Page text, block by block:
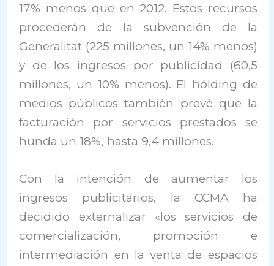
17% menos que en 2012. Estos recursos
procederán de la subvención de la
Generalitat (225 millones, un 14% menos)
y de los ingresos por publicidad (60,5
millones, un 10% menos). El hólding de
medios públicos también prevé que la
facturación por servicios prestados se
hunda un 18%, hasta 9,4 millones.
Con la intención de aumentar los
ingresos publicitarios, la CCMA ha
decidido externalizar «los servicios de
comercialización, promoción e
intermediación en la venta de espacios